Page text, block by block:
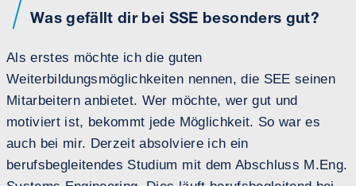
Was gefällt dir bei SSE besonders gut?
Als erstes möchte ich die guten
Weiterbildungsmöglichkeiten nennen, die SEE seinen
Mitarbeitern anbietet. Wer möchte, wer gut und
motiviert ist, bekommt jede Möglichkeit. So war es
auch bei mir. Derzeit absolviere ich ein
berufsbegleitendes Studium mit dem Abschluss M.Eng.